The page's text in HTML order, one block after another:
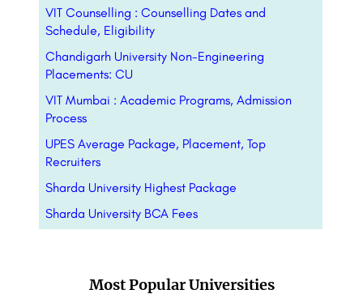
VIT Counselling : Counselling Dates and
Schedule, Eligibility
Chandigarh University Non-Engineering
Placements: CU
VIT Mumbai : Academic Programs, Admission
Process
UPES Average Package, Placement, Top
Recruiters
Sharda University Highest Package
Sharda University BCA Fees
Most Popular Universities